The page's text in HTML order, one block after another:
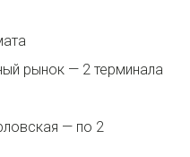
рынок — 2 терминала
— по 2